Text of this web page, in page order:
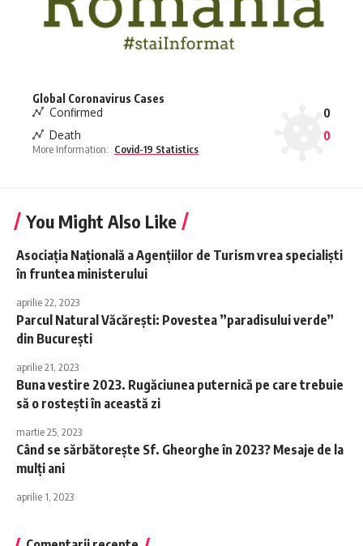
Global Coronavirus Cases
Confirmed
0
Death
0
More Information: Covid-19 Statistics
You Might Also Like
Asociaţia Naţională a Agenţiilor de Turism vrea specialiști
în fruntea ministerului
aprilie 22, 2023
Parcul Natural Văcărești: Povestea ”paradisului verde”
din București
aprilie 21, 2023
Buna vestire 2023. Rugăciunea puternică pe care trebuie
să o rostești în această zi
martie 25, 2023
Când se sărbătorește Sf. Gheorghe în 2023? Mesaje de la
mulți ani
aprilie 1, 2023